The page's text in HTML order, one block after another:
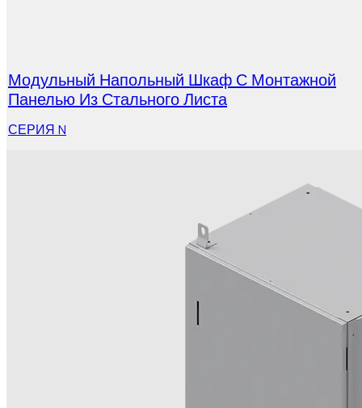
Модульный Напольный Шкаф С Монтажной
Панелью Из Стального Листа
СЕРИЯ N